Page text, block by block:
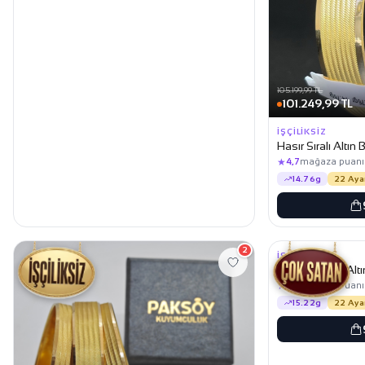
105.199,99 TL
101.249,99 TL
İŞÇILIKSIZ
Hasır Sıralı Altın
★4,7mağaza puanı
14.76g 22
2
108.499,99 TL
104.449,99 TL
İŞÇILIKSIZ
Zikzaklı Ajda
★4,7 mağaza puanı
15.22g 22